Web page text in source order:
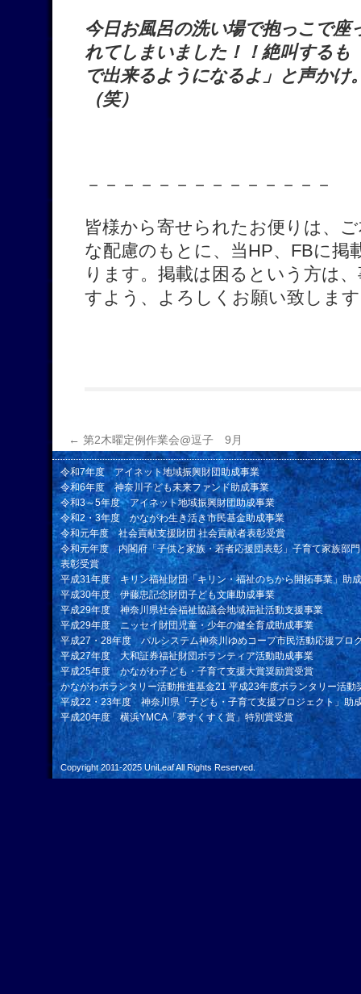
今日お風呂の洗い場で抱っこで座
れてしまいました！！絶叫するも
で出来るようになるよ」と声かけ
（笑）
－－－－－－－－－－－－－－
皆様から寄せられたお便りは、
な配慮のもとに、当HP、FBに
ります。掲載は困るという方は
すよう、よろしくお願い致しま
← 第2木曜定例作業会@逗子 9月
令和7年度 アイネット地域振興財団助成事業
令和6年度 神奈川子ども未来ファンド助成事業
令和3～5年度 アイネット地域振興財団助成事業
令和2・3年度 かながわ生き活き市民基金助成事業
令和元年度 社会貢献支援財団 社会貢献者表彰受賞
令和元年度 内閣府「子供と家族・若者応援団表彰」子育て家族部
表彰受賞
平成31年度 キリン福祉財団「キリン・福祉のちから開拓事業」助
平成30年度 伊藤忠記念財団子ども文庫助成事業
平成29年度 神奈川県社会福祉協議会地域福祉活動支援事業
平成29年度 ニッセイ財団児童・少年の健全育成助成事業
平成27・28年度 パルシステム神奈川ゆめコープ市民活動応援プロ
平成27年度 大和証券福祉財団ボランティア活動助成事業
平成25年度 かながわ子ども・子育て支援大賞奨励賞受賞
かながわボランタリー活動推進基金21 平成23年度ボランタリー活動
平成22・23年度 神奈川県「子ども・子育て支援プロジェクト」助
平成20年度 横浜YMCA「夢すくすく賞」特別賞受賞
Copyright 2011-2025 UniLeafAll Rights Reserved.